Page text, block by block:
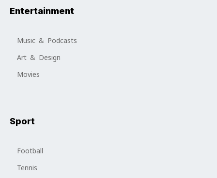
Entertainment
Music & Podcasts
Art & Design
Movies
Sport
Football
Tennis